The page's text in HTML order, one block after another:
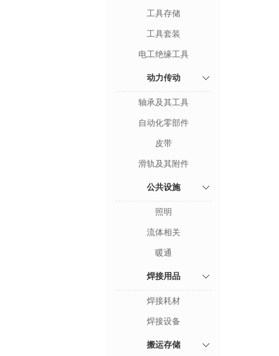
工具存储
工具套装
电工绝缘工具
动力传动
轴承及其工具
自动化零部件
皮带
滑轨及其附件
公共设施
照明
流体相关
暖通
焊接用品
焊接耗材
焊接设备
搬运存储